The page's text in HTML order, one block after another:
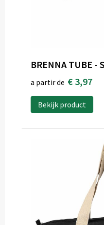
a partir de € 3,97
Bekijk product